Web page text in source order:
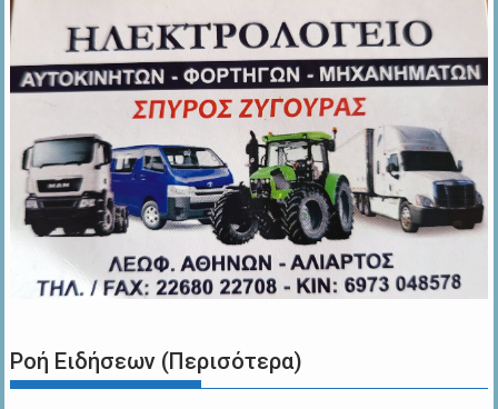
Ροή Ειδήσεων (Περισότερα)